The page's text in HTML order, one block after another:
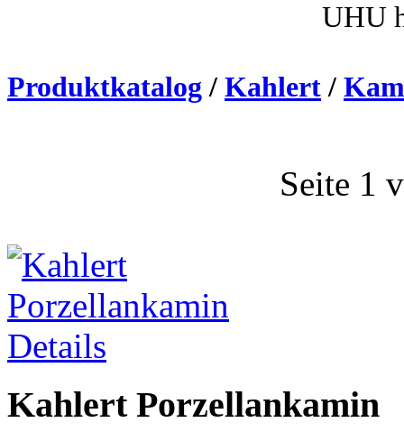
UHU
Produktkatalog / Kahlert /
Seite 1
Details
Kahlert Porzellankamin